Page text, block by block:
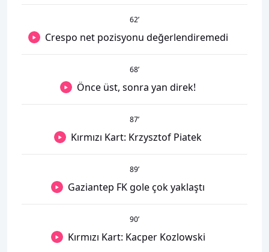
62’
Crespo net pozisyonu değerlendiremedi
68’
Önce üst, sonra yan direk!
87’
Kırmızı Kart: Krzysztof Piatek
89’
Gaziantep FK gole çok yaklaştı
90’
Kırmızı Kart: Kacper Kozlowski